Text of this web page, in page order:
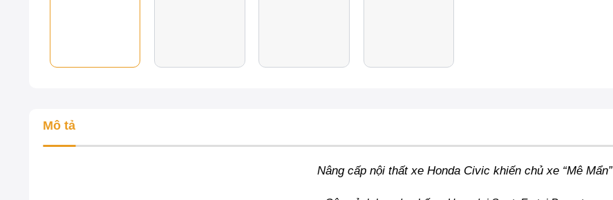
Mô tả
Nâng cấp nội thất xe Honda Civic khiến chủ xe “Mê Mẩn”